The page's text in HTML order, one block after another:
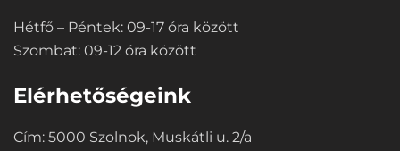
Hétfő – Péntek: 09-17 óra között
Szombat: 09-12 óra között
Elérhetőségeink
Cím: 5000 Szolnok, Muskátli u. 2/a